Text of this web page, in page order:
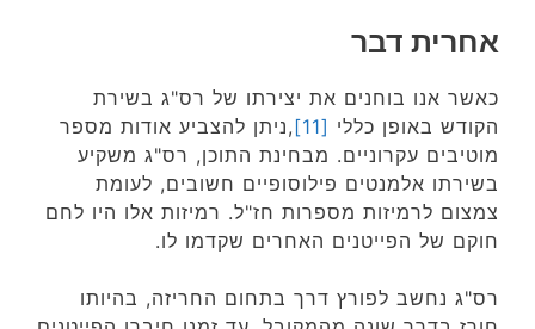
אחרית דבר
כאשר אנו בוחנים את יצירתו של רס"ג בשירת
הקודש באופן כללי [11]
,ניתן להצביע אודות מספר
מוטיבים עקרוניים. מבחינת התוכן, רס"ג משקיע
בשירתו אלמנטים פילוסופיים חשובים, לעומת
צמצום לרמיזות מספרות חז"ל. רמיזות אלו היו לחם
חוקם של הפייטנים האחרים שקדמו לו.
רס"ג נחשב לפורץ דרך בתחום החריזה, בהיותו